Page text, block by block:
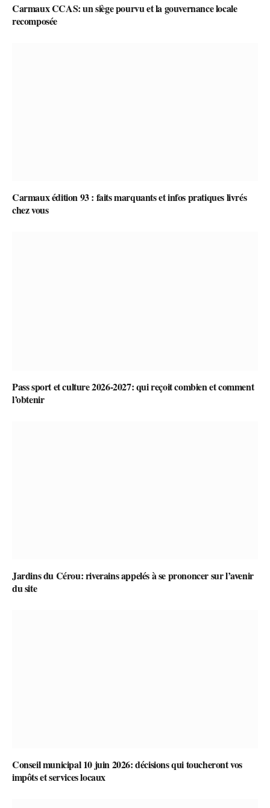
Carmaux CCAS: un siège pourvu et la gouvernance locale
recomposée
Carmaux édition 93 : faits marquants et infos pratiques livrés
chez vous
Pass sport et culture 2026-2027: qui reçoit combien et comment
l’obtenir
Jardins du Cérou: riverains appelés à se prononcer sur l’avenir
du site
Conseil municipal 10 juin 2026: décisions qui toucheront vos
impôts et services locaux